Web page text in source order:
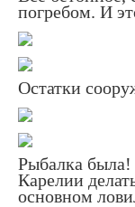
погребом. И
Остатки
Рыбалка была!
Карелии
основном